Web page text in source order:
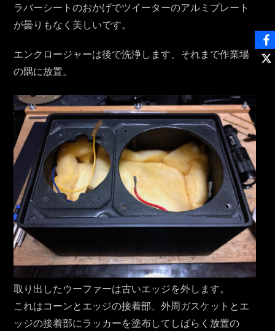
ラバーシートのおかげでツイーターのアルミプレート
が曇りもなく美しいです。
エンクロージャーは後で洗浄します、それまで作業場
の隅に放置。
取り出したウーファーは古いエッジを外します。
これはコーンとエッジの接着部、外周ガスケットとエ
ッジの接着部にラッカーを塗布してしばらく放置の